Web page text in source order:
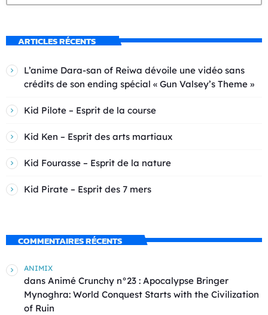
ARTICLES RÉCENTS
L’anime Dara-san of Reiwa dévoile une vidéo sans
crédits de son ending spécial « Gun Valsey’s Theme »
Kid Pilote – Esprit de la course
Kid Ken – Esprit des arts martiaux
Kid Fourasse – Esprit de la nature
Kid Pirate – Esprit des 7 mers
COMMENTAIRES RÉCENTS
ANIMIX
dans Animé Crunchy n°23 : Apocalypse Bringer
Mynoghra: World Conquest Starts with the Civilization
of Ruin